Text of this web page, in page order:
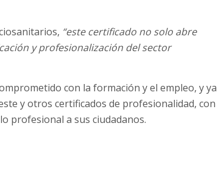
“este certificado no solo abre
y profesionalización del sector
con la formación y el empleo, y ya
y otros certificados de profesionalidad, con
profesional a sus ciudadanos.